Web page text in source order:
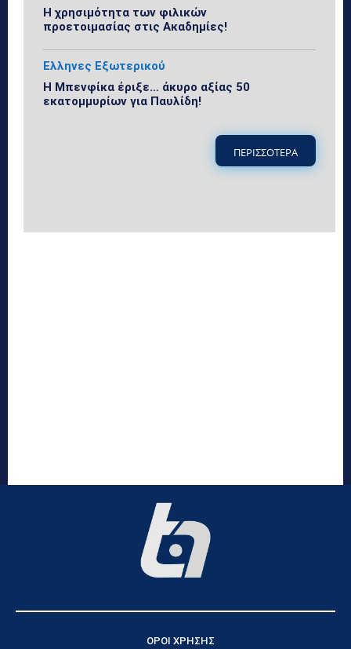
Η χρησιμότητα των φιλικών
προετοιμασίας στις Ακαδημίες!
Ελληνες Εξωτερικού
Η Μπενφίκα έριξε… άκυρο αξίας 50
εκατομμυρίων για Παυλίδη!
ΠΕΡΙΣΣΟΤΕΡΑ
ΟΡΟΙ ΧΡΗΣΗΣ